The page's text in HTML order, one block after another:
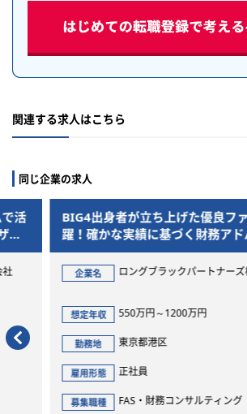
関連する求人はこちら
同じ企業の求人
活
リ
社
BIG4出身者が立ち上げた優良フ
躍！確かな実績に基づく財務アド
ー募集
企業名 ロングブラックパートナー
想定年収 550万円～1200万円
勤務地 東京都港区
雇用形態 正社員
募集職種 FAS・財務コンサルティング